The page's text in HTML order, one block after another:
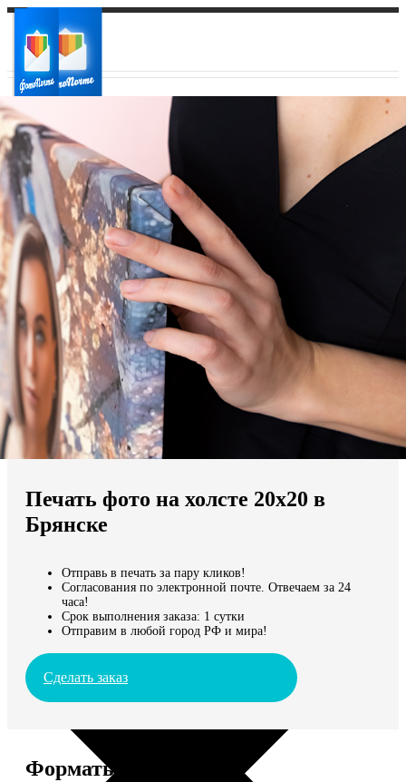
Ваш город:
Ваш регион доставки
Выберите из списка:
Мы доставляем по всему миру
Продолжить без города
Печать фото на холсте 20х20 в
Брянске
Отправь в печать за пару кликов!
Согласования по электронной почте. Отвечаем за 24
часа!
Срок выполнения заказа: 1 сутки
Отправим в любой город РФ и мира!
Сделать заказ
Форматы и цены